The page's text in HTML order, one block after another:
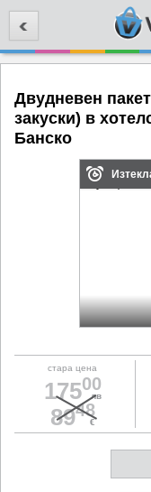
Двудневен
закуски) в
Банскo
стара цена
17500
лв
8948
€